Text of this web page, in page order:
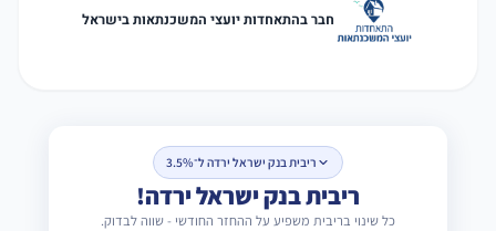
חבר בהתאחדות יועצי המשכנתאות בישראל
ריבית בנק ישראל ירדה ל־3.5%
ריבית בנק ישראל ירדה!
כל שינוי בריבית משפיע על ההחזר החודשי - שווה לבדוק.